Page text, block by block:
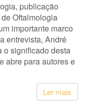
publicação
Oftalmologia
importante marco
entrevista, André
o significado desta
abre para autores e
Ler mais